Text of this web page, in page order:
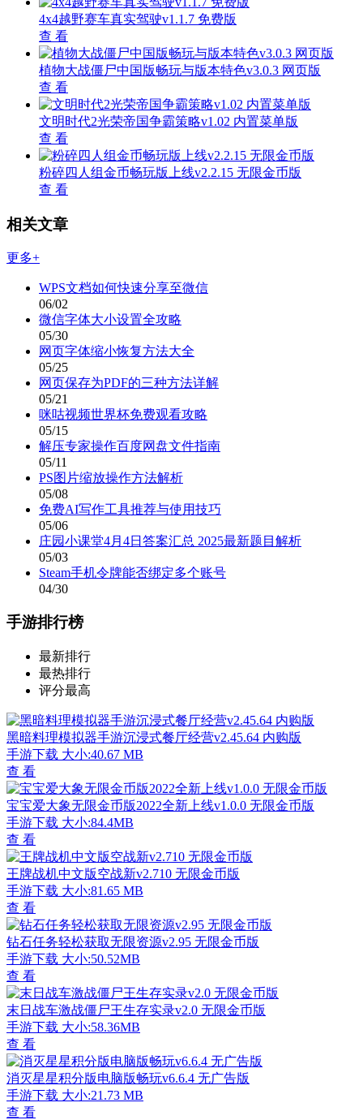
4x4越野赛车真实驾驶v1.1.7 免费版
查 看
植物大战僵尸中国版畅玩与版本特色v3.0.3 网页版
查 看
文明时代2光荣帝国争霸策略v1.02 内置菜单版
查 看
粉碎四人组金币畅玩版上线v2.2.15 无限金币版
查 看
相关文章
更多+
WPS文档如何快速分享至微信
06/02
微信字体大小设置全攻略
05/30
网页字体缩小恢复方法大全
05/25
网页保存为PDF的三种方法详解
05/21
咪咕视频世界杯免费观看攻略
05/15
解压专家操作百度网盘文件指南
05/11
PS图片缩放操作方法解析
05/08
免费AI写作工具推荐与使用技巧
05/06
庄园小课堂4月4日答案汇总 2025最新题目解析
05/03
Steam手机令牌能否绑定多个账号
04/30
手游排行榜
最新排行
最热排行
评分最高
黑暗料理模拟器手游沉浸式餐厅经营v2.45.64 内购版
手游下载 大小:40.67 MB
查 看
宝宝爱大象无限金币版2022全新上线v1.0.0 无限金币版
手游下载 大小:84.4MB
查 看
王牌战机中文版空战新v2.710 无限金币版
手游下载 大小:81.65 MB
查 看
钻石任务轻松获取无限资源v2.95 无限金币版
手游下载 大小:50.52MB
查 看
末日战车激战僵尸王生存实录v2.0 无限金币版
手游下载 大小:58.36MB
查 看
消灭星星积分版电脑版畅玩v6.6.4 无广告版
手游下载 大小:21.73 MB
查 看